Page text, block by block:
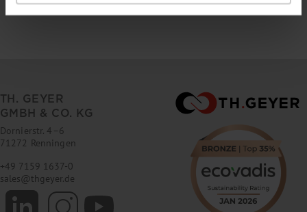
TH. GEYER
GMBH & CO. KG
Dornierstr. 4–6
71272 Renningen
+49 7159 1637-0
sales@thgeyer.de